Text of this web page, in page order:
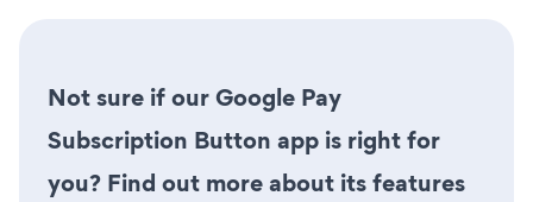
Not sure if our Google Pay
Subscription Button app is right for
you? Find out more about its features